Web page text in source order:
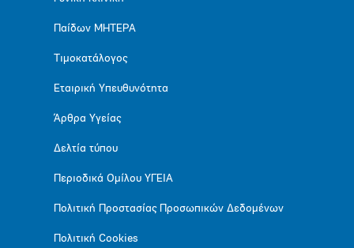
Παίδων ΜΗΤΕΡΑ
Τιμοκατάλογος
Εταιρική Υπευθυνότητα
Άρθρα Υγείας
Δελτία τύπου
Περιοδικά Ομίλου ΥΓΕΙΑ
Πολιτική Προστασίας Προσωπικών Δεδομένων
Πολιτική Cookies